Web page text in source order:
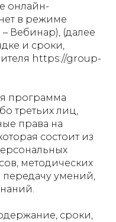
онлайн-
в режиме
Вебинар), (далее
и сроки,
https://group-
программа
третьих лиц,
права на
состоит из
методических
умений,
сроки,